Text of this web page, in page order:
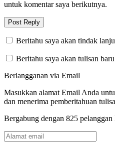
untuk komentar saya berikutnya.
Beritahu saya akan tindak
Beritahu saya akan tulisan
Berlangganan via Email
Masukkan alamat Email Anda
dan menerima pemberitahuan
Bergabung dengan 825 pelanggan
Alamat
email